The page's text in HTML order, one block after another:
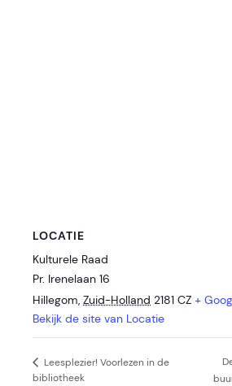
LOCATIE
Kulturele Raad
Pr. Irenelaan 16
Hillegom, Zuid-Holland 2181 CZ +
Bekijk de site van Locatie
Leesplezier! Voorlezen in de
bibliotheek